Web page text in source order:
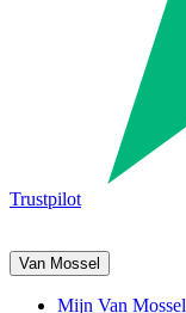
Trustpilot
Van Mossel
Mijn Van Mossel